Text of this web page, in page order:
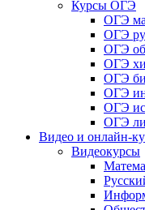
Курсы ОГЭ
ОГЭ
ОГЭ
ОГЭ
ОГЭ
ОГЭ
ОГЭ
ОГЭ
ОГЭ
Видео и онлайн-
Видеокурсы